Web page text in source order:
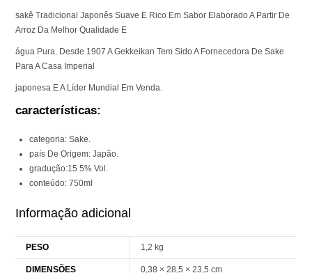
sakê Tradicional Japonês Suave E Rico Em Sabor Elaborado A Partir De
Arroz Da Melhor Qualidade E
água Pura. Desde 1907 A Gekkeikan Tem Sido A Fornecedora De Sake
Para A Casa Imperial
japonesa E A Líder Mundial Em Venda.
características:
categoria: Sake.
país De Origem: Japão.
gradução:15 5% Vol.
conteúdo: 750ml
Informação adicional
PESO 1,2 kg
DIMENSÕES 0,38 × 28,5 × 23,5 cm